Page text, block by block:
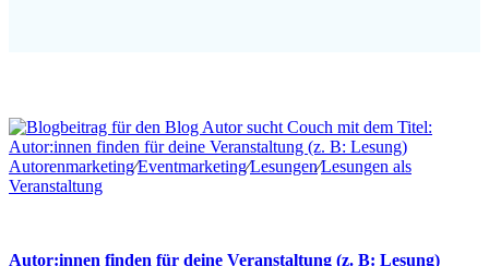
Autorenmarketing∕Eventmarketing∕Lesungen∕Lesungen als
Veranstaltung
Autor:innen finden für deine Veranstaltung (z. B: Lesung)